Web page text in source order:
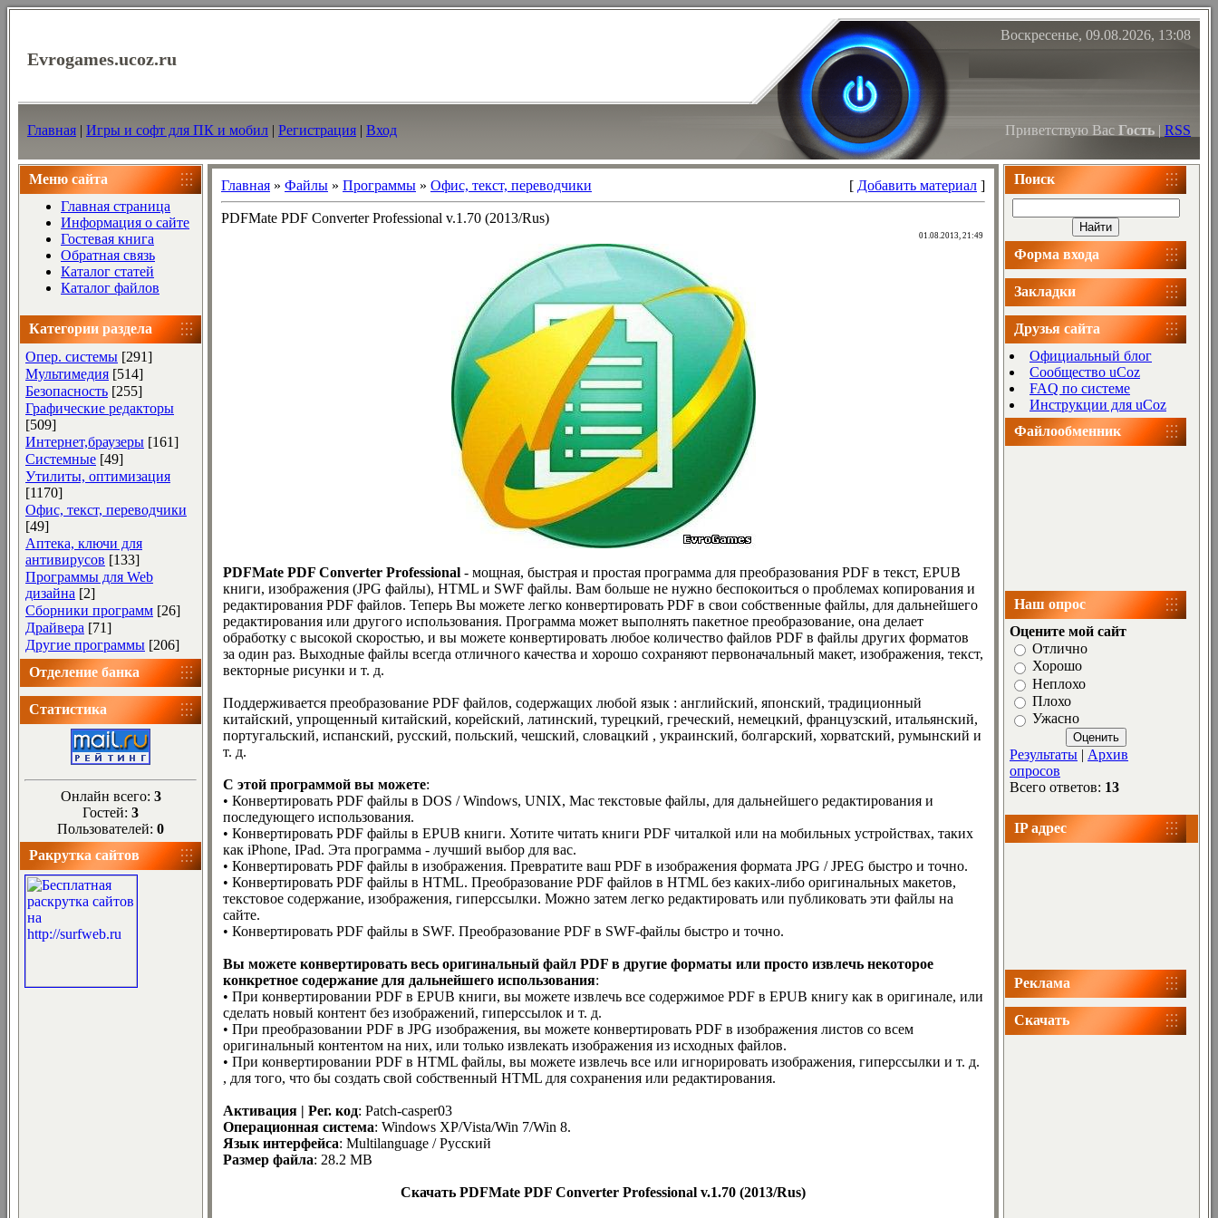
Evrogames.ucoz.ru
Воскресенье, 09.08.2026, 13:08
Главная | Игры и софт для ПК и мобил | Регистрация | Вход Приветствую Вас Гость | RSS
Меню сайта
Главная страница
Информация о сайте
Гостевая книга
Обратная связь
Каталог статей
Каталог файлов
Категории раздела
Опер. системы [291]
Мультимедия [514]
Безопасность [255]
Графические редакторы
[509]
Интернет,браузеры [161]
Системные [49]
Утилиты, оптимизация
[1170]
Офис, текст, переводчики
[49]
Аптека, ключи для
антивирусов [133]
Программы для Web
дизайна [2]
Сборники программ [26]
Драйвера [71]
Другие программы [206]
Отделение банка
Статистика
Онлайн всего: 3
Гостей: 3
Пользователей: 0
Ракрутка сайтов
Главная » Файлы » Программы » Офис, текст, переводчики [ Добавить материал ]
PDFMate PDF Converter Professional v.1.70 (2013/Rus)
01.08.2013, 21:49
PDFMate PDF Converter Professional - мощная, быстрая и простая программа для преобразования PDF в текст, EPUB
книги, изображения (JPG файлы), HTML и SWF файлы. Вам больше не нужно беспокоиться о проблемах копирования и
редактирования PDF файлов. Теперь Вы можете легко конвертировать PDF в свои собственные файлы, для дальнейшего
редактирования или другого использования. Программа может выполнять пакетное преобразование, она делает
обработку с высокой скоростью, и вы можете конвертировать любое количество файлов PDF в файлы других форматов
за один раз. Выходные файлы всегда отличного качества и хорошо сохраняют первоначальный макет, изображения, текст,
векторные рисунки и т. д.
Поддерживается преобразование PDF файлов, содержащих любой язык : английский, японский, традиционный
китайский, упрощенный китайский, корейский, латинский, турецкий, греческий, немецкий, французский, итальянский,
португальский, испанский, русский, польский, чешский, словацкий , украинский, болгарский, хорватский, румынский и
т. д.
С этой программой вы можете:
• Конвертировать PDF файлы в DOS / Windows, UNIX, Mac текстовые файлы, для дальнейшего редактирования и
последующего использования.
• Конвертировать PDF файлы в EPUB книги. Хотите читать книги PDF читалкой или на мобильных устройствах, таких
как iPhone, IPad. Эта программа - лучший выбор для вас.
• Конвертировать PDF файлы в изображения. Превратите ваш PDF в изображения формата JPG / JPEG быстро и точно.
• Конвертировать PDF файлы в HTML. Преобразование PDF файлов в HTML без каких-либо оригинальных макетов,
текстовое содержание, изображения, гиперссылки. Можно затем легко редактировать или публиковать эти файлы на
сайте.
• Конвертировать PDF файлы в SWF. Преобразование PDF в SWF-файлы быстро и точно.
Вы можете конвертировать весь оригинальный файл PDF в другие форматы или просто извлечь некоторое
конкретное содержание для дальнейшего использования:
• При конвертировании PDF в EPUB книги, вы можете извлечь все содержимое PDF в EPUB книгу как в оригинале, или
сделать новый контент без изображений, гиперссылок и т. д.
• При преобразовании PDF в JPG изображения, вы можете конвертировать PDF в изображения листов со всем
оригинальный контентом на них, или только извлекать изображения из исходных файлов.
• При конвертировании PDF в HTML файлы, вы можете извлечь все или игнорировать изображения, гиперссылки и т. д.
, для того, что бы создать свой собственный HTML для сохранения или редактирования.
Активация | Рег. код: Patch-casper03
Операционная система: Windows XP/Vista/Win 7/Win 8.
Язык интерфейса: Multilanguage / Русский
Размер файла: 28.2 MB
Скачать PDFMate PDF Converter Professional v.1.70 (2013/Rus)
Поиск
Форма входа
Закладки
Друзья сайта
Официальный блог
Сообщество uCoz
FAQ по системе
Инструкции для uCoz
Файлообменник
Наш опрос
Оцените мой сайт
Отлично
Хорошо
Неплохо
Плохо
Ужасно
Результаты | Архив
опросов
Всего ответов: 13
IP адрес
Реклама
Скачать